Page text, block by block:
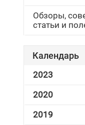
Обзоры,
статьи и
Календарь
2023
2020
2019